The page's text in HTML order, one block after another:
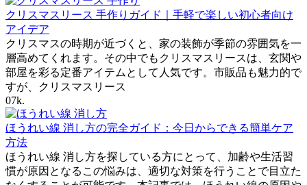
クリスマスリース 手作りガイド｜手軽で楽しい初心者向け
アイデア
クリスマスの時期が近づくと、家の装飾が季節の雰囲気を一
層高めてくれます。その中でもクリスマスリースは、玄関や
部屋を彩る定番アイテムとして人気です。市販品も魅力的で
すが、クリスマスリース
07k.
ほうれい線 消し方の完全ガイド：今日からできる簡単ケア
方法
ほうれい線 消し方を探している方にとって、加齢や生活習
慣が原因となるこの悩みは、適切な対策を行うことで目立た